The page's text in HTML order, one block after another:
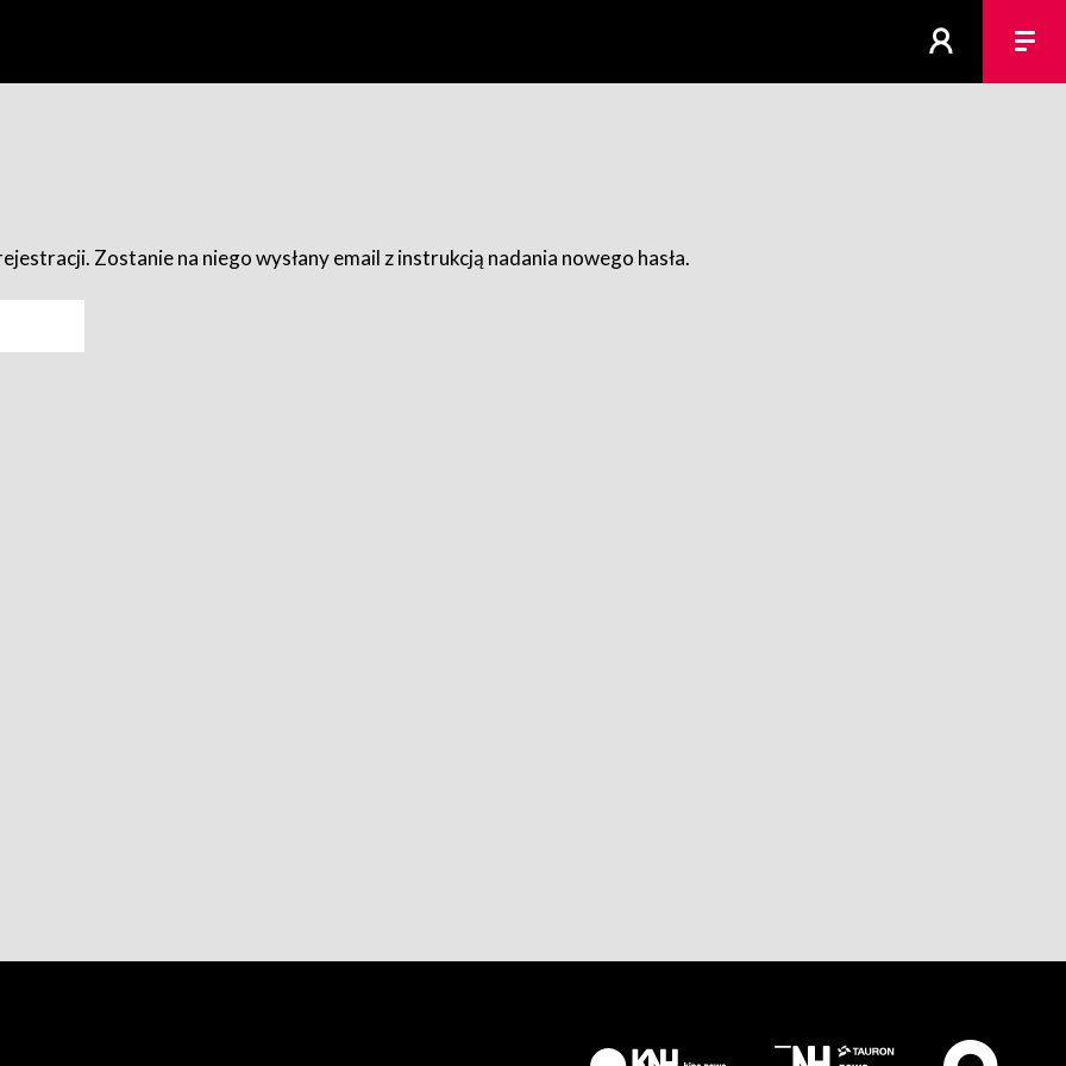
Zostanie na niego wysłany email z instrukcją nadania nowego hasła.